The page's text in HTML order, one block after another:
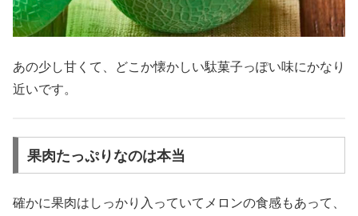
あの少し甘くて、どこか懐かしい駄菓子っぽい味にかなり
近いです。
果肉たっぷりなのは本当
確かに果肉はしっかり入っていてメロンの食感もあって、